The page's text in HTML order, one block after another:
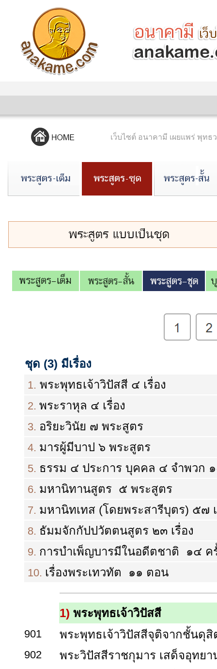
เว็บไซต์ อนาคามี เผยแพร่ พุท
ชุด (3) มีเรื่อง
1. พระพุทธเจ้าวิปัสสี ๔ เรื่อง
2. พระราหุล ๔ เรื่อง
3. อริยะวินัย ๗ พระสูตร
4. มารผู้มีบาป ๖ พระสูตร
5. ธรรม ๔ ประการ บุคคล ๔ จำพวก
6. มหานิทานสูตร ๕ พระสูตร
7. มหานิทเทส (โดยพระสารีบุตร) ๕๗
8. ธัมมจักกัปปวัตตนสูตร ๒๓ เรื่อง
9. การบำเพ็ญบารมีในอดีตชาติ ๑๔ ค
10. เรื่องพระเทวทัต ๑๑ ตอน
1) พระพุทธเจ้าวิปัสสี
901 พระพุทธเจ้าวิปัสสีจุติจากชั้นดุสิ
902 พระวิปัสสีราชกุมาร เสด็จอุทยา